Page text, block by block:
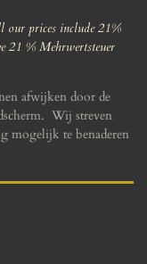
prices include 21%
21 % Mehrwertsteuer
afwijken door de
Wij streven
mogelijk te benaderen